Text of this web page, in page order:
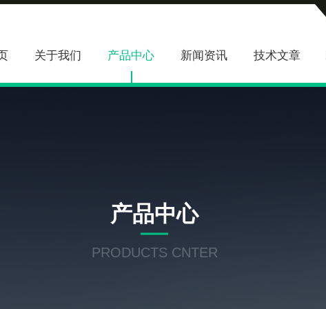
关于我们 产品中心 新闻资讯 技术文章
产品中心
PRODUCTS CNTER